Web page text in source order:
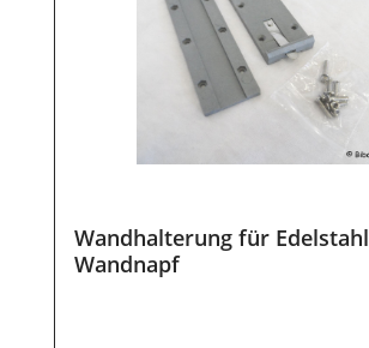
Wandhalterung für Edelstahl
Wandnapf